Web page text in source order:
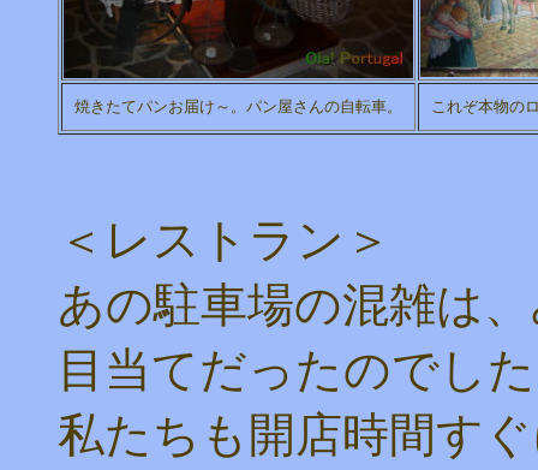
焼きたてパンお届け～。パン屋さんの自転車。 これぞ本物の
＜レストラン＞
あの駐車場の混雑は
目当てだったのでし
私たちも開店時間す